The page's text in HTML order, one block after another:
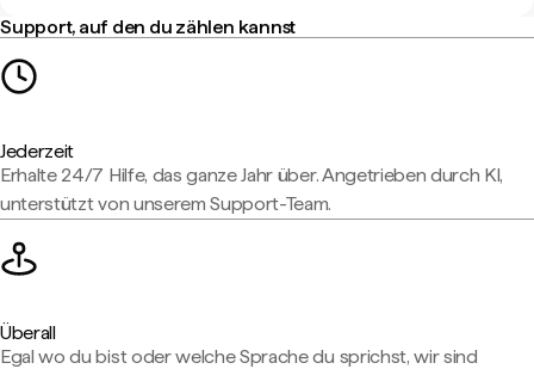
Support, auf den du zählen kannst
Jederzeit
Erhalte 24/7 Hilfe, das ganze Jahr über. Angetrieben durch KI,
unterstützt von unserem Support-Team.
Überall
Egal wo du bist oder welche Sprache du sprichst, wir sind